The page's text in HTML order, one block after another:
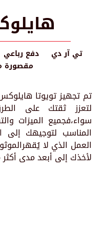
تي آر دي دفع رباعي
مقصورة
تم تجهيز تويوتا
لتعزز ثقتك على
سواء،فجميع الميزات
المناسب لتوجيهك إلى
العمل الذي لا
لأخذك إلى أبعد مدى